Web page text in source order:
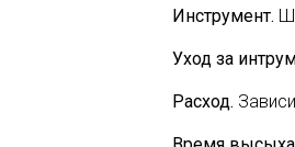
Инструмент.
Уход за
Расход.